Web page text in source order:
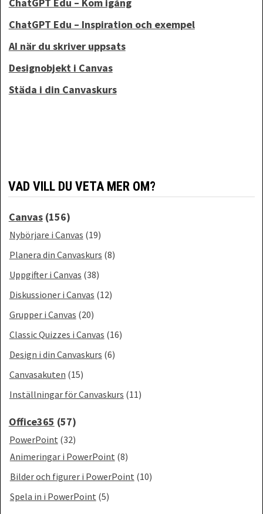
ChatGPT Edu – Kom igång
ChatGPT Edu – Inspiration och exempel
AI när du skriver uppsats
Designobjekt i Canvas
Städa i din Canvaskurs
VAD VILL DU VETA MER OM?
Canvas(156)
Nybörjare i Canvas (19)
Planera din Canvaskurs (8)
Uppgifter i Canvas (38)
Diskussioner i Canvas (12)
Grupper i Canvas (20)
Classic Quizzes i Canvas (16)
Design i din Canvaskurs (6)
Canvasakuten (15)
Inställningar för Canvaskurs (11)
Office365 (57)
PowerPoint (32)
Animeringar i PowerPoint (8)
Bilder och figurer i PowerPoint (10)
Spela in i PowerPoint (5)